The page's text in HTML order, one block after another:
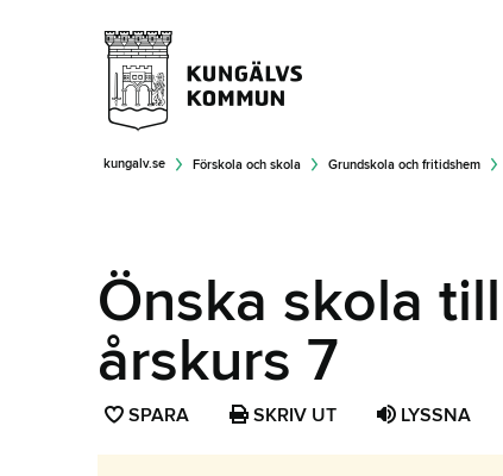
kungalv.se Förskola och skola Grundskola och fritidshem
Önska skola
årskurs 7
SPARA SPARA SKRIV UT LYSSNA